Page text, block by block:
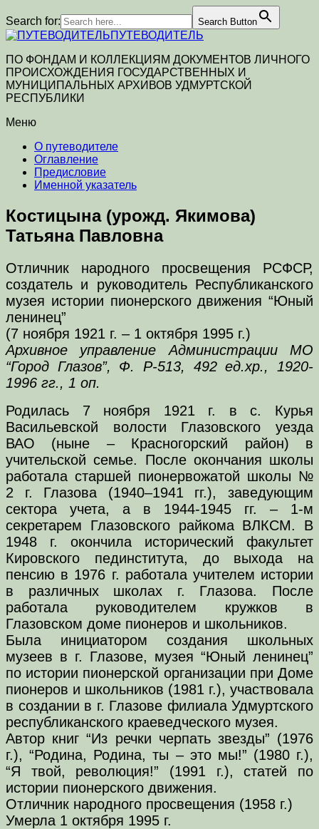
Search for: Search Button
ПУТЕВОДИТЕЛЬ
ПО ФОНДАМ И КОЛЛЕКЦИЯМ ДОКУМЕНТОВ ЛИЧНОГО
ПРОИСХОЖДЕНИЯ ГОСУДАРСТВЕННЫХ И
МУНИЦИПАЛЬНЫХ АРХИВОВ УДМУРТСКОЙ
РЕСПУБЛИКИ
Меню
О путеводителе
Оглавление
Предисловие
Именной указатель
Костицына (урожд. Якимова)
Татьяна Павловна
Отличник народного просвещения РСФСР,
создатель и руководитель Республиканского
музея истории пионерского движения “Юный
ленинец”
(7 ноября 1921 г. – 1 октября 1995 г.)
Архивное управление Администрации МО
“Город Глазов”, Ф. Р-513, 492 ед.хр., 1920-
1996 гг., 1 оп.
Родилась 7 ноября 1921 г. в с. Курья
Васильевской волости Глазовского уезда
ВАО (ныне – Красногорский район) в
учительской семье. После окончания школы
работала старшей пионервожатой школы №
2 г. Глазова (1940–1941 гг.), заведующим
сектора учета, а в 1944-1945 гг. – 1-м
секретарем Глазовского райкома ВЛКСМ. В
1948 г. окончила исторический факультет
Кировского пединститута, до выхода на
пенсию в 1976 г. работала учителем истории
в различных школах г. Глазова. После
работала руководителем кружков в
Глазовском доме пионеров и школьников.
Была инициатором создания школьных
музеев в г. Глазове, музея “Юный ленинец”
по истории пионерской организации при Доме
пионеров и школьников (1981 г.), участвовала
в создании в г. Глазове филиала Удмуртского
республиканского краеведческого музея.
Автор книг “Из речки черпать звезды” (1976
г.), “Родина, Родина, ты – это мы!” (1980 г.),
“Я твой, революция!” (1991 г.), статей по
истории пионерского движения.
Отличник народного просвещения (1958 г.)
Умерла 1 октября 1995 г.